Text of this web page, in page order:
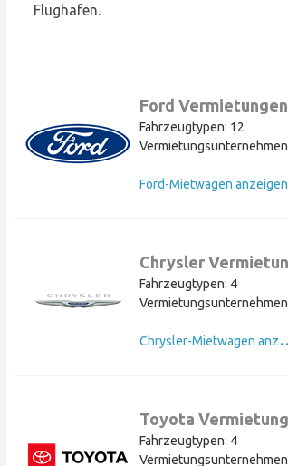
Flughafen.
Ford Vermietungen
Fahrzeugtypen: 12
Vermietungsunternehmen:
Ford-Mietwagen anzeigen
Chrysler
Fahrzeugtypen: 4
hrysler-
Toyota
Fahrzeugtypen: 4